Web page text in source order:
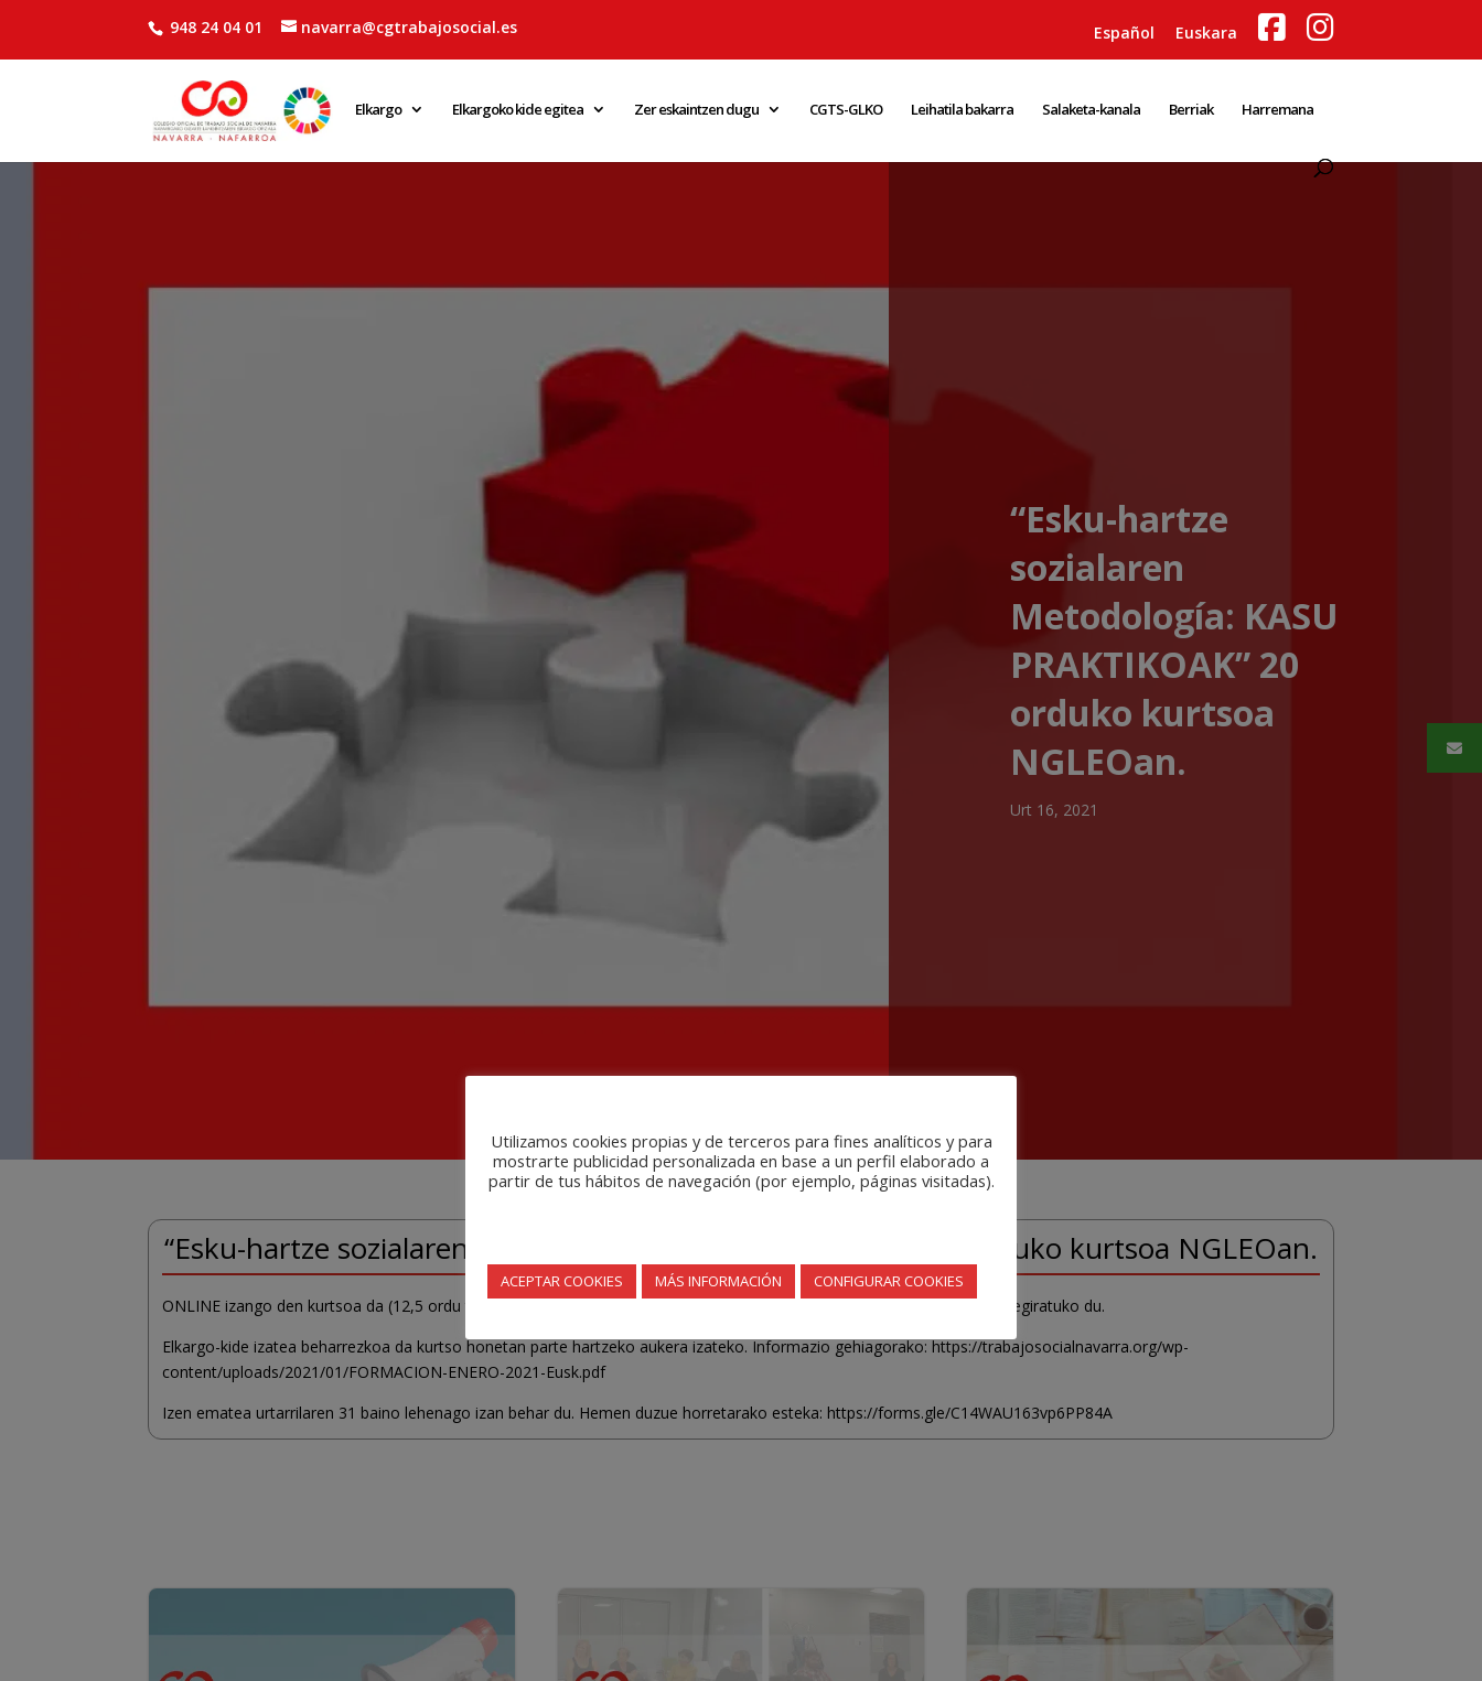
948 24 04 01 navarra@cgtrabajosocial.es Español Euskara
Elkargo Elkargoko kide egitea Zer eskaintzen dugu CGTS-GLKO Leihatila bakarra Salaketa-kanala Berriak Harremana
“Esku-hartze
sozialaren
Metodología: KASU
PRAKTIKOAK” 20
orduko kurtsoa
NGLEOan.
Urt 16, 2021
“Esku-hartze sozialaren Metodología: KASU PRAKTIKOAK” 20 orduko kurtsoa NGLEOan.
ONLINE izango den kurtsoa da (12,5 ordu teoria eta 7,5 praktikoa izango da). Alde pratikoa kurtsoaren irakasleak gainbegiratuko du.
Elkargo-kide izatea beharrezkoa da kurtso honetan parte hartzeko aukera izateko. Informazio gehiagorako: https://trabajosocialnavarra.org/wp-
content/uploads/2021/01/FORMACION-ENERO-2021-Eusk.pdf
Izen ematea urtarrilaren 31 baino lehenago izan behar du. Hemen duzue horretarako esteka: https://forms.gle/C14WAU163vp6PP84A
Utilizamos cookies propias y de terceros para fines analíticos y para
mostrarte publicidad personalizada en base a un perfil elaborado a
partir de tus hábitos de navegación (por ejemplo, páginas visitadas).
ACEPTAR COOKIES MÁS INFORMACIÓN CONFIGURAR COOKIES